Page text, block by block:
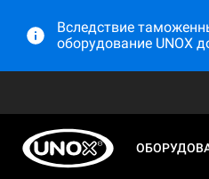
Вследствие
оборудование UNOX